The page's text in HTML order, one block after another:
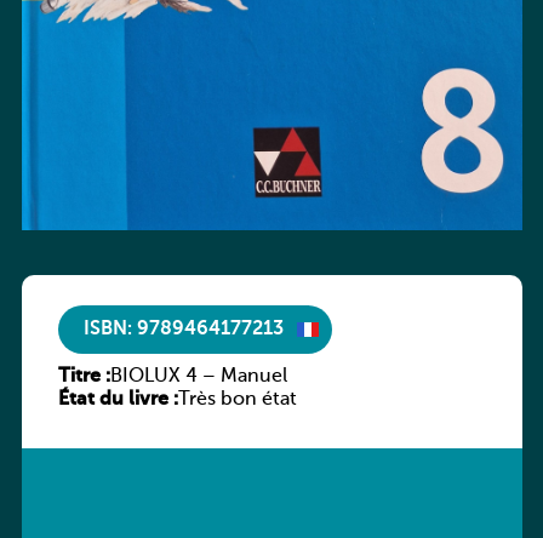
ISBN: 9789464177213
Titre :BIOLUX 4 – Manuel
État du livre :Très bon état